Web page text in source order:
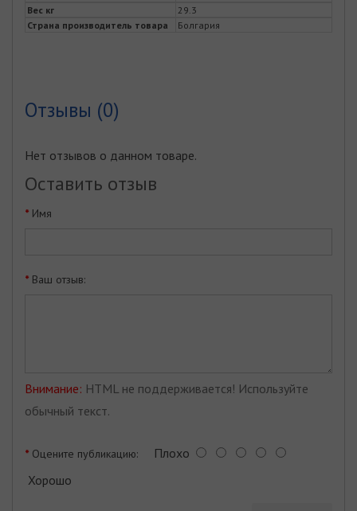
Вес кг
29.3
Страна производитель товара
Болгария
Отзывы (0)
Нет отзывов о данном товаре.
Оставить отзыв
Имя
Ваш отзыв:
Внимание: HTML не поддерживается! Используйте
обычный текст.
Оцените публикацию: Плохо
Хорошо